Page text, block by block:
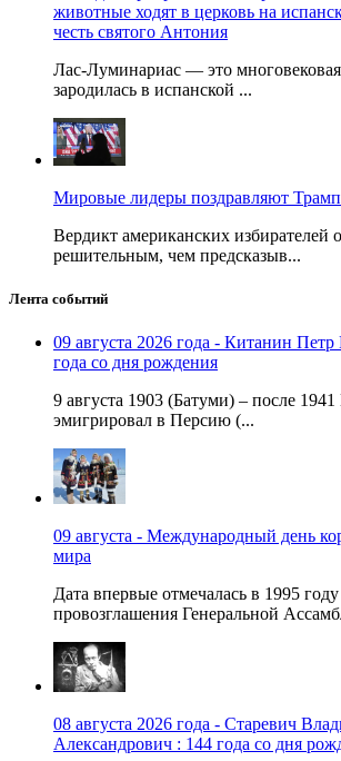
животные ходят в церковь на
честь святого Антония
Лас-Луминариас — это многовековая
зародилась в испанской ...
Мировые лидеры поздравляют
Вердикт американских избирателей
решительным, чем предсказыв...
Лента событий
09 августа 2026 года - Китанин
года со дня рождения
9 августа 1903 (Батуми) – после
эмигрировал в Персию (...
09 августа - Международный день
мира
Дата впервые отмечалась в 1995
провозглашения Генеральной
08 августа 2026 года - Старевич
Александрович : 144 года со дня